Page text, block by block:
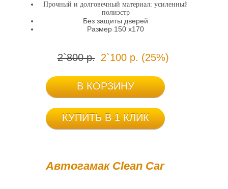
Автогамак Сlean Сar
Прочный и долговечный материал: усиленный
полиэстр
Без защиты дверей
Размер 150 х170
2`800 р. 2`100 р. (25%)
В КОРЗИНУ
КУПИТЬ В 1 КЛИК